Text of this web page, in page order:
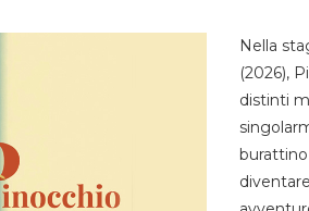
Nella
(2026),
distinti